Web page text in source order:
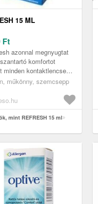
15 ML
Ft
azonnal megnyugtat
komfortot
minden kontaktlencse
Refresh Contacts
műkönny, szemcsepp
mint REFRESH 15 ml